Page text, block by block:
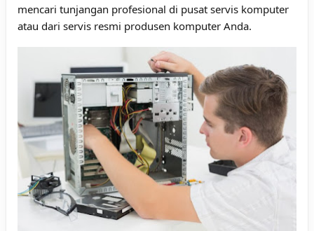
mencari tunjangan profesional di pusat servis komputer
atau dari servis resmi produsen komputer Anda.